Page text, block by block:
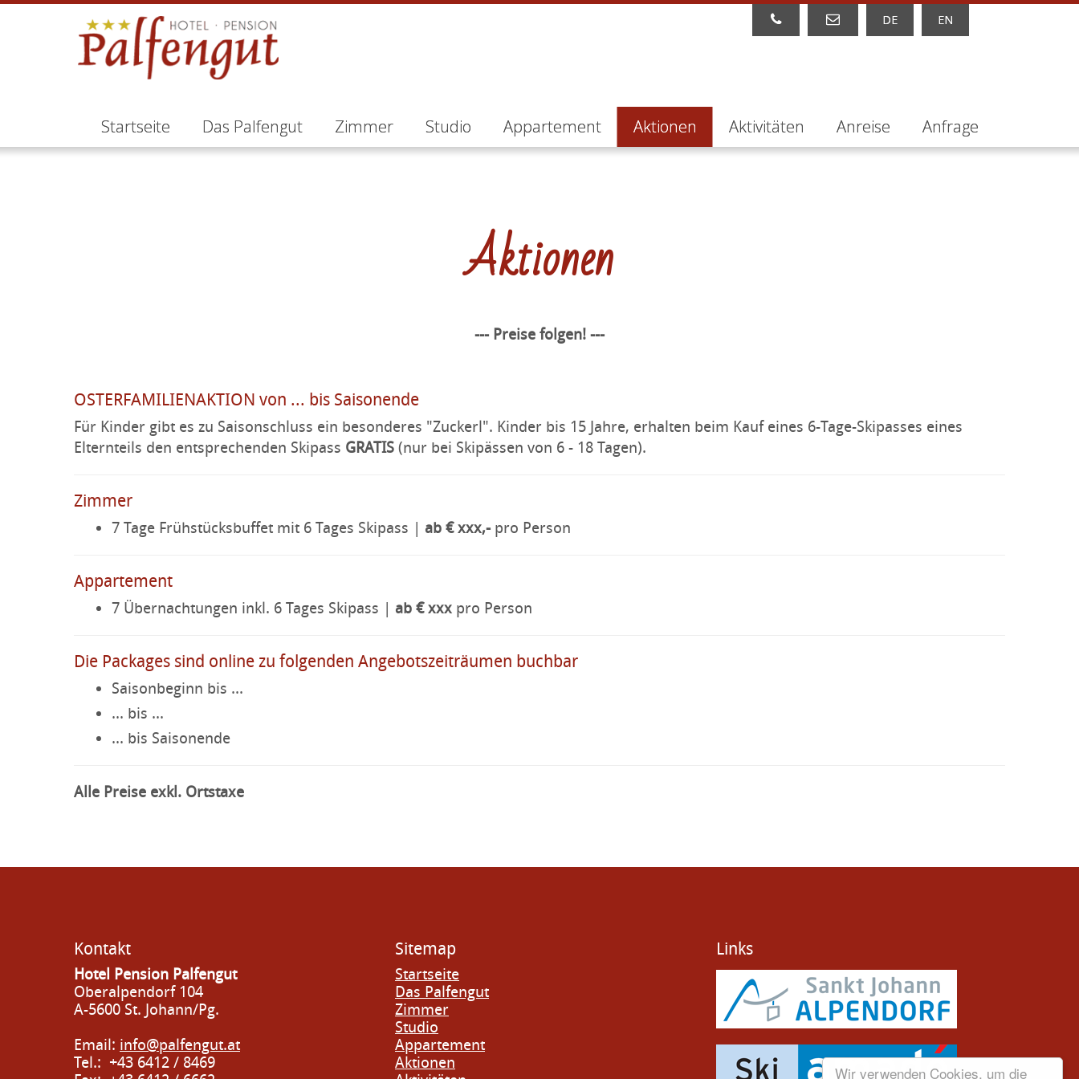
Wir verwenden Cookies, um die
DE EN
Startseite Das Palfengut Zimmer Studio Appartement Aktionen Aktivitäten Anreise Anfrage
Aktionen
--- Preise folgen! ---
OSTERFAMILIENAKTION von ... bis Saisonende
Für Kinder gibt es zu Saisonschluss ein besonderes "Zuckerl". Kinder bis 15 Jahre, erhalten beim Kauf eines 6-Tage-Skipasses eines
Elternteils den entsprechenden Skipass GRATIS (nur bei Skipässen von 6 - 18 Tagen).
Zimmer
7 Tage Frühstücksbuffet mit 6 Tages Skipass | ab € xxx,- pro Person
Appartement
7 Übernachtungen inkl. 6 Tages Skipass | ab € xxx pro Person
Die Packages sind online zu folgenden Angebotszeiträumen buchbar
Saisonbeginn bis ...
... bis ...
... bis Saisonende
Alle Preise exkl. Ortstaxe
Kontakt
Hotel Pension Palfengut
Oberalpendorf 104
A-5600 St. Johann/Pg.
Email: info@palfengut.at
Tel.: +43 6412 / 8469
Sitemap
Startseite
Das Palfengut
Zimmer
Studio
Appartement
Aktionen
Links